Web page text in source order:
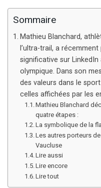
Sommaire
Mathieu Blanchard,
l’ultra-trail, a
significative sur
olympique. Dans son
des valeurs dans le
celles affichées par les
Mathieu Blanchard
quatre étapes :
La symbolique de la
Les autres porteurs
Vaucluse
Lire aussi
Lire encore
Lire tout